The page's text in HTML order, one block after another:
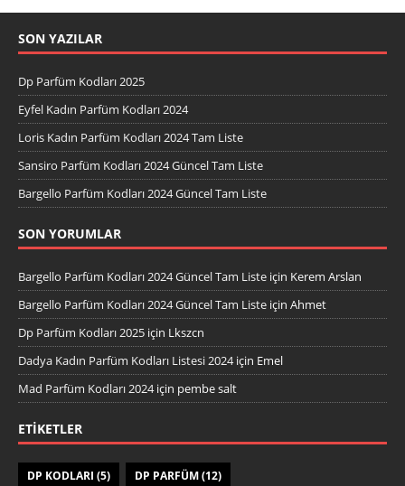
SON YAZILAR
Dp Parfüm Kodları 2025
Eyfel Kadın Parfüm Kodları 2024
Loris Kadın Parfüm Kodları 2024 Tam Liste
Sansiro Parfüm Kodları 2024 Güncel Tam Liste
Bargello Parfüm Kodları 2024 Güncel Tam Liste
SON YORUMLAR
Bargello Parfüm Kodları 2024 Güncel Tam Liste için Kerem Arslan
Bargello Parfüm Kodları 2024 Güncel Tam Liste için Ahmet
Dp Parfüm Kodları 2025 için Lkszcn
Dadya Kadın Parfüm Kodları Listesi 2024için Emel
Mad Parfüm Kodları 2024için pembe salt
ETIKETLER
DP KODLARI (5) DP PARFÜM(12)